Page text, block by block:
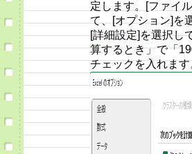
定します。[ファイ
て、[オプション]を
[詳細設定]を選択し
算するとき」で「
チェックを入れます